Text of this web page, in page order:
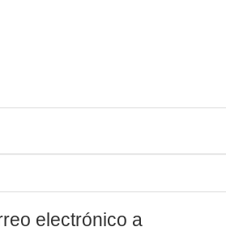
electrónico a